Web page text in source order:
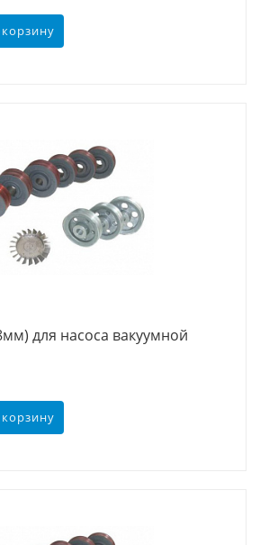
для насоса вакуумной